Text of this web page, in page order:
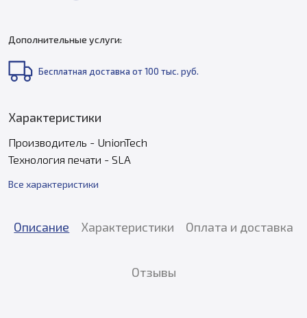
Дополнительные услуги:
Бесплатная доставка от 100 тыс. руб.
Характеристики
Производитель - UnionTech
Технология печати - SLA
Все характеристики
Описание Характеристики Оплата и доставка
Отзывы